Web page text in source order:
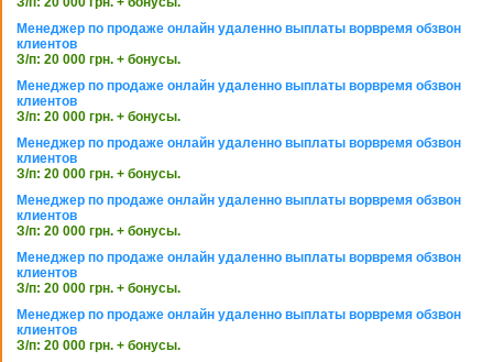
Менеджер по продаже онлайн удаленно выплаты ворвремя обзвон
клиентов
З/п: 20 000 грн. + бонусы.
Менеджер по продаже онлайн удаленно выплаты ворвремя обзвон
клиентов
З/п: 20 000 грн. + бонусы.
Менеджер по продаже онлайн удаленно выплаты ворвремя обзвон
клиентов
З/п: 20 000 грн. + бонусы.
Менеджер по продаже онлайн удаленно выплаты ворвремя обзвон
клиентов
З/п: 20 000 грн. + бонусы.
Менеджер по продаже онлайн удаленно выплаты ворвремя обзвон
клиентов
З/п: 20 000 грн. + бонусы.
Менеджер по продаже онлайн удаленно выплаты ворвремя обзвон
клиентов
З/п: 20 000 грн. + бонусы.